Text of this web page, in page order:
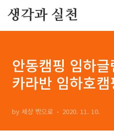
생각과 실천
안동캠핑 임하
카라반 임하호
by 세상 밖으로 2020. 11. 10.